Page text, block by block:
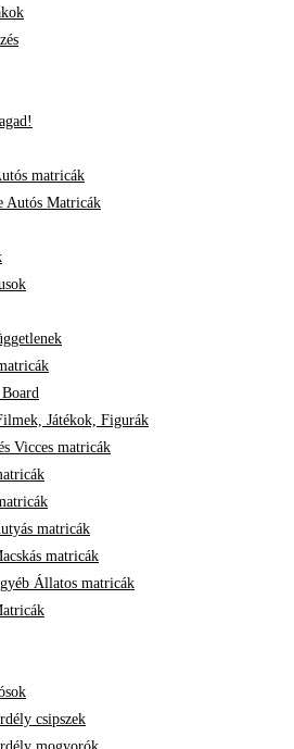
matricák
Autós Matricák
Játékok, Figurák
Vicces matricák
matricák
matricák
Állatos matricák
csipszek